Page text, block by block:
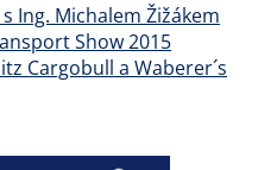
Ing. Michalem Žižákem
Show 2015
Cargobull a Waberer´s